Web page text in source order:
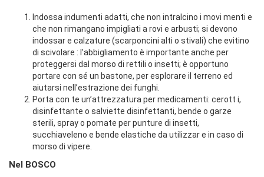
Indossa indumenti adatti, che non intralcino i movi menti e
che non rimangano impigliati a rovi e arbusti; si devono
indossar e calzature (scarponcini alti o stivali) che evitino
di scivolare : l’abbigliamento è importante anche per
proteggersi dal morso di rettili o insetti; è opportuno
portare con sé un bastone, per esplorare il terreno ed
aiutarsi nell’estrazione dei funghi.
Porta con te un’attrezzatura per medicamenti: cerott i,
disinfettante o salviette disinfettanti, bende o garze
sterili, spray o pomate per punture di insetti,
succhiaveleno e bende elastiche da utilizzar e in caso di
morso di vipere.
Nel BOSCO